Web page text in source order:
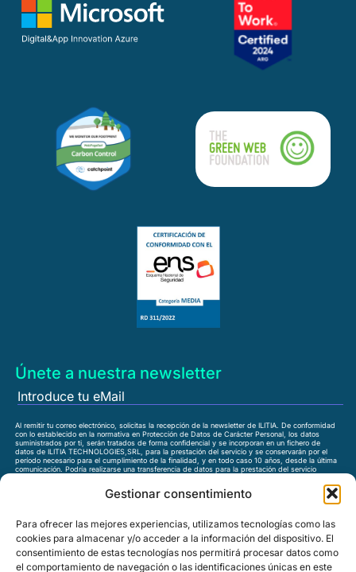
Gestionar consentimiento
Para ofrecer las mejores experiencias, utilizamos tecnologías como las
cookies para almacenar y/o acceder a la información del dispositivo. El
consentimiento de estas tecnologías nos permitirá procesar datos como
el comportamiento de navegación o las identificaciones únicas en este
Únete a nuestra newsletter
Al remitir tu correo electrónico, solicitas la recepción de la newsletter de ILITIA. De conformidad
con lo establecido en la normativa en Protección de Datos de Carácter Personal, los datos
suministrados por ti, serán tratados de forma confidencial y se incorporan en un fichero de
datos de ILITIA TECHNOLOGIES,SRL, para la prestación del servicio y se conservarán por el
período necesario para el cumplimiento de la finalidad, y en todo caso 10 años, desde la última
comunicación. Podría realizarse una transferencia de datos para la prestación del servicio
oposición, portabilidad mediante comunicación escrita dirigida a ILITIA, bien al domicilio social,
bien a la dirección de correorgpd@ilitia.com
He leído la política de privacidady acepto los términos y
condiciones.